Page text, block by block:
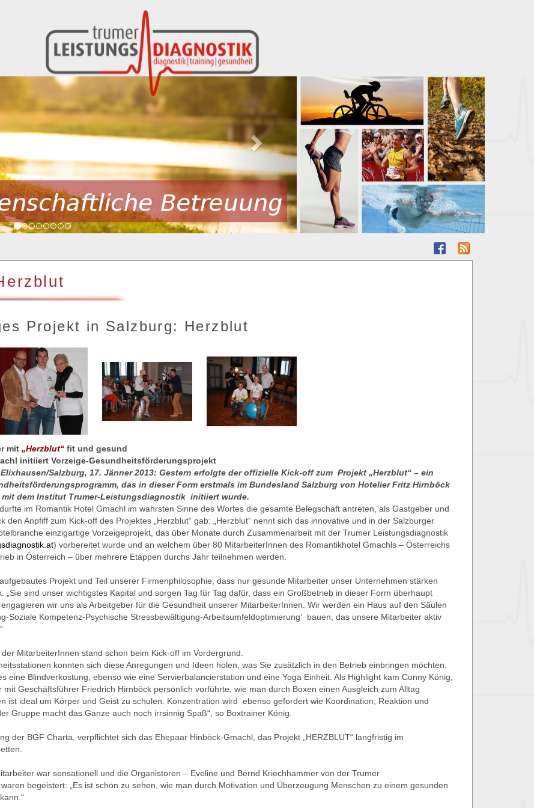
Projekt in Salzburg: Herzblut
mit „Herzblut“ fit und gesund
initiiert Vorzeige-Gesundheitsförderungsprojekt
Salzburg, 17. Jänner 2013: Gestern erfolgte der offizielle Kick-off zum Projekt „Herzblut“ – ein
das in dieser Form erstmals im Bundesland Salzburg von Hotelier Fritz Hirnböck
mit dem Institut Trumer-Leistungsdiagnostik initiiert wurde.
im Romantik Hotel Gmachl im wahrsten Sinne des Wortes die gesamte Belegschaft antreten, als Gastgeber und
den Anpfiff zum Kick-off des Projektes „Herzblut“ gab: „Herzblut“ nennt sich das innovative und in der Salzburger
einzigartige Vorzeigeprojekt, das über Monate durch Zusammenarbeit mit der Trumer Leistungsdiagnostik
) vorbereitet wurde und an welchem über 80 MitarbeiterInnen des Romantikhotel Gmachls – Österreichs
in Österreich – über mehrere Etappen durchs Jahr teilnehmen werden.
aufgebautes Projekt und Teil unserer Firmenphilosophie, dass nur gesunde Mitarbeiter unser Unternehmen stärken
„Sie sind unser wichtigstes Kapital und sorgen Tag für Tag dafür, dass ein Großbetrieb in dieser Form überhaupt
wir uns als Arbeitgeber für die Gesundheit unserer MitarbeiterInnen. Wir werden ein Haus auf den Säulen
Soziale Kompetenz-Psychische Stressbewältigung-Arbeitsumfeldoptimierung‘ bauen, das unsere Mitarbeiter aktiv
MitarbeiterInnen stand schon beim Kick-off im Vordergrund.
konnten sich diese Anregungen und Ideen holen, was Sie zusätzlich in den Betrieb einbringen möchten.
eine Blindverkostung, ebenso wie eine Servierbalancierstation und eine Yoga Einheit. Als Highlight kam Conny König,
mit Geschäftsführer Friedrich Hirnböck persönlich vorführte, wie man durch Boxen einen Ausgleich zum Alltag
ist ideal um Körper und Geist zu schulen. Konzentration wird ebenso gefordert wie Koordination, Reaktion und
Gruppe macht das Ganze auch noch irrsinnig Spaß“, so Boxtrainer König.
der BGF Charta, verpflichtet sich das Ehepaar Hinböck-Gmachl, das Projekt „HERZBLUT“ langfristig im
war sensationell und die Organistoren – Eveline und Bernd Kriechhammer von der Trumer
begeistert: „Es ist schön zu sehen, wie man durch Motivation und Überzeugung Menschen zu einem gesunden